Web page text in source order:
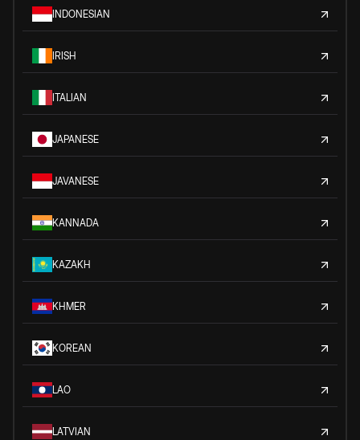
INDONESIAN
IRISH
ITALIAN
JAPANESE
JAVANESE
KANNADA
KAZAKH
KHMER
KOREAN
LAO
LATVIAN